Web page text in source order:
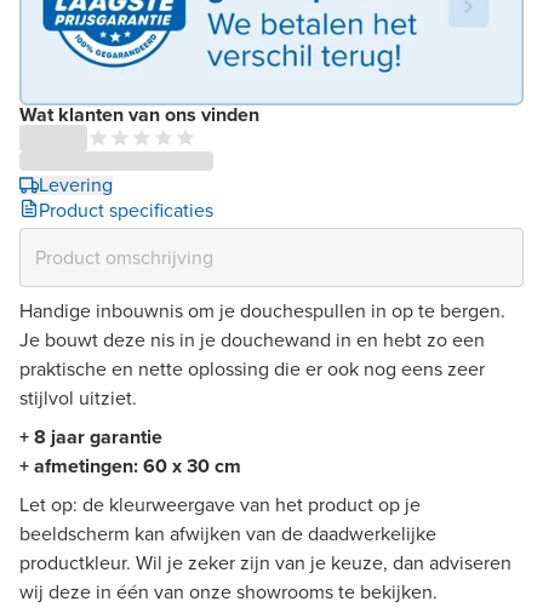
Wat klanten van ons vinden
Levering
Product specificaties
Handige inbouwnis om je douchespullen in op te bergen.
Je bouwt deze nis in je douchewand in en hebt zo een
praktische en nette oplossing die er ook nog eens zeer
stijlvol uitziet.
+ 8 jaar garantie
+ afmetingen: 60 x 30 cm
Let op: de kleurweergave van het product op je
beeldscherm kan afwijken van de daadwerkelijke
productkleur. Wil je zeker zijn van je keuze, dan adviseren
wij deze in één van onze showrooms te bekijken.